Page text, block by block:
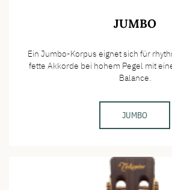
JUMBO
Ein Jumbo-Korpus eignet sich für
fette Akkorde bei hohem Pegel mit
Balance.
JUMBO